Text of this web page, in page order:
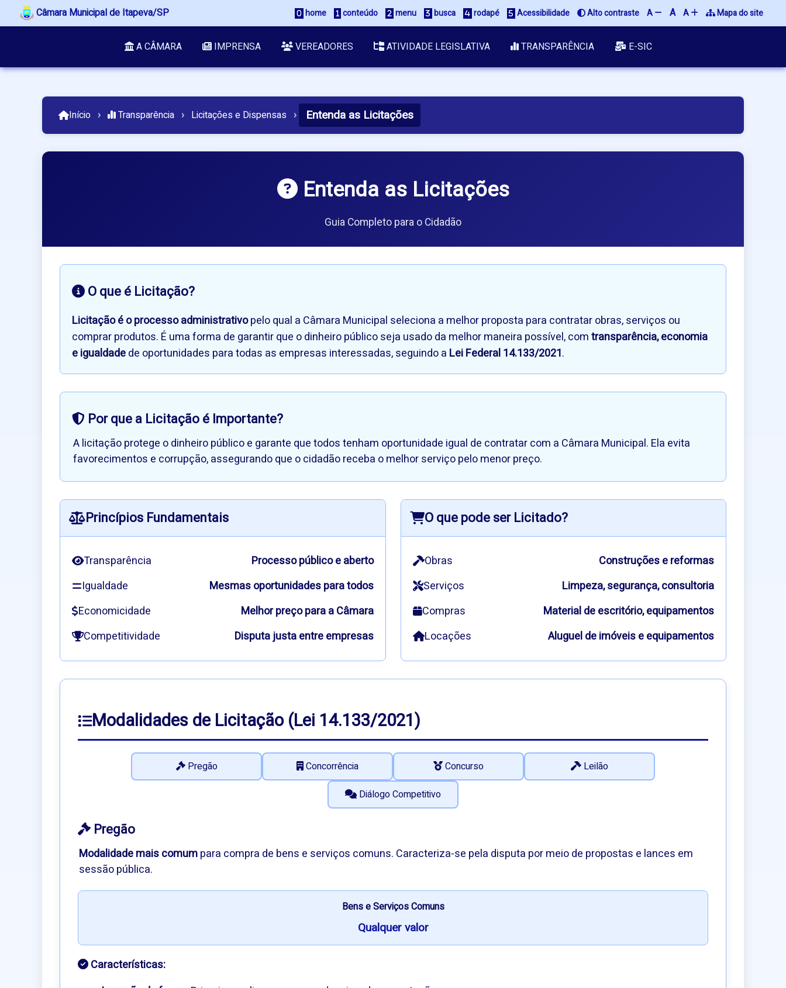
Câmara Municipal de Itapeva/SP home conteúdo menu busca rodapé Acessibilidade Alto contraste A A A Mapa do site
A CÂMARA IMPRENSA VEREADORES ATIVIDADE LEGISLATIVA TRANSPARÊNCIA E-SIC
Início › Transparência › Licitações e Dispensas › Entenda as Licitações
Entenda as Licitações
Guia Completo para o Cidadão
O que é Licitação?
Licitação é o processo administrativopelo qual a Câmara Municipal seleciona a melhor proposta para contratar obras, serviços ou
comprar produtos. É uma forma de garantir que o dinheiro público seja usado da melhor maneira possível, comtransparência, economia
e igualdadede oportunidades para todas as empresas interessadas, seguindo a Lei Federal 14.133/2021.
Por que a Licitação é Importante?
A licitação protege o dinheiro público e garante que todos tenham oportunidade igual de contratar com a Câmara Municipal. Ela evita
favorecimentos e corrupção, assegurando que o cidadão receba o melhor serviço pelo menor preço.
Princípios Fundamentais
Transparência
Processo público e aberto
Igualdade
Mesmas oportunidades para todos
Economicidade
Melhor preço para a Câmara
Competitividade
Disputa justa entre empresas
O que pode ser Licitado?
Obras
Construções e reformas
Serviços
Limpeza, segurança, consultoria
Compras
Material de escritório, equipamentos
Locações
Aluguel de imóveis e equipamentos
Modalidades de Licitação (Lei 14.133/2021)
Pregão Concorrência Concurso
Leilão
Diálogo Competitivo
Pregão
Modalidade mais comumpara compra de bens e serviços comuns. Caracteriza-se pela disputa por meio de propostas e lances em
sessão pública.
Bens e Serviços Comuns
Qualquer valor
Características: